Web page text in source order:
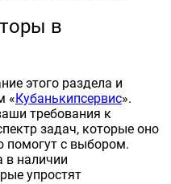
в
этого раздела и
«Кубанькипсервис».
требования к
задач, которые оно
помогут с выбором.
в наличии
упростят